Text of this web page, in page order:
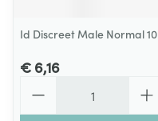
Id Discreet Male Normal 10
€ 6,16